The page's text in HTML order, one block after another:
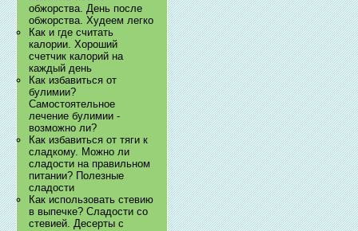
обжорства. День после
обжорства. Худеем легко
Как и где считать
калории. Хороший
счетчик калорий на
каждый день
Как избавиться от
булимии?
Самостоятельное
лечение булимии -
возможно ли?
Как избавиться от тяги к
сладкому. Можно ли
сладости на правильном
питании? Полезные
сладости
Как использовать стевию
в выпечке? Сладости со
стевией. Десерты с